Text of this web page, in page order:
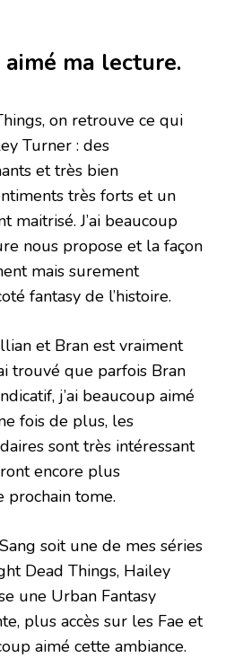
aimé ma lecture.
on retrouve ce qui
Turner : des
et très bien
très forts et un
maitrisé. J’ai beaucoup
nous propose et la façon
mais surement
fantasy de l’histoire.
et Bran est vraiment
trouvé que parfois Bran
j’ai beaucoup aimé
fois de plus, les
sont très intéressant
encore plus
prochain tome.
soit une de mes séries
Dead Things, Hailey
une Urban Fantasy
plus accès sur les Fae et
aimé cette ambiance.